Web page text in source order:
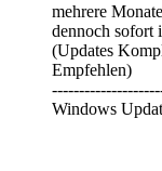
mehrere
dennoch sofort
(Updates
Empfehlen)
Windows